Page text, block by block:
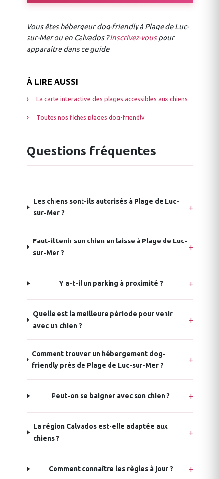
Vous êtes hébergeur dog-friendly à Plage de Luc-
sur-Mer ou en Calvados ?Inscrivez-vouspour
apparaître dans ce guide.
À LIRE AUSSI
La carte interactive des plages accessibles aux chiens
Toutes nos fiches plages dog-friendly
Questions fréquentes
Les chiens sont-ils autorisés à Plage de Luc-
sur-Mer ?
Faut-il tenir son chien en laisse à Plage de Luc-
sur-Mer ?
Y a-t-il un parking à proximité ?
Quelle est la meilleure période pour venir
avec un chien ?
Comment trouver un hébergement dog-
friendly près de Plage de Luc-sur-Mer ?
Peut-on se baigner avec son chien ?
La région Calvados est-elle adaptée aux
chiens ?
Comment connaître les règles à jour ?